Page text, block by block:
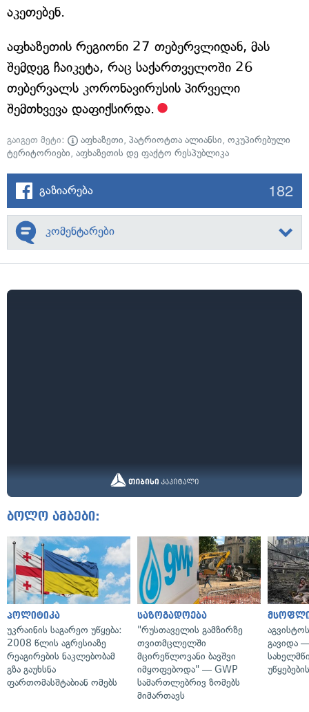
აკეთებენ.
აფხაზეთის რეგიონი 27 თებერვლიდან, მას
შემდეგ ჩაიკეტა, რაც საქართველოში 26
თებერვალს კორონავირუსის პირველი
შემთხვევა დაფიქსირდა.
გაიგეთ მეტი: აფხაზეთი, პატრიოტთა ალიანსი, ოკუპირებული
ტერიტორიები, აფხაზეთის დე ფაქტო რესპუბლიკა
გაზიარება 182
კომენტარები
ბოლო ამბები:
პოლიტიკა
უკრაინის საგარეო უწყება:
2008 წლის აგრესიაზე
რეაგირების ნაკლებობამ
გზა გაუხსნა
ფართომასშტაბიან ომებს
საზოგადოება
"რუსთაველის გამზირზე
თვითმცლელში
მცირეწლოვანი ბავშვი
იმყოფებოდა" — GWP
სამართლებრივ ზომებს
მიმართავს
გავიდა